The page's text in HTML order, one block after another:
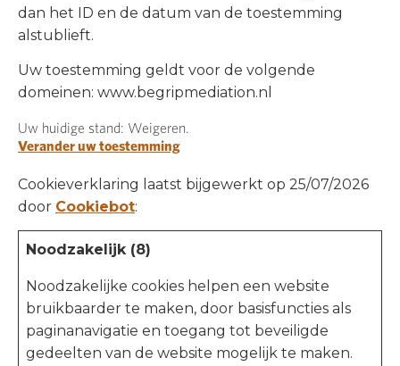
dan het ID en de datum van de toestemming
alstublieft.
Uw toestemming geldt voor de volgende
domeinen: www.begripmediation.nl
Uw huidige stand: Weigeren.
Verander uw toestemming
Cookieverklaring laatst bijgewerkt op 25/07/2026
door Cookiebot:
Noodzakelijk (8)
Noodzakelijke cookies helpen een website
bruikbaarder te maken, door basisfuncties als
paginanavigatie en toegang tot beveiligde
gedeelten van de website mogelijk te maken.